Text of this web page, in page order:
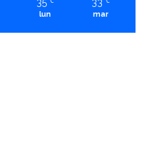
lun mar